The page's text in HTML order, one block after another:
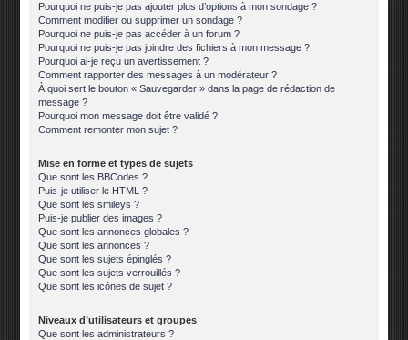
Pourquoi ne puis-je pas ajouter plus d’options à mon sondage ?
Comment modifier ou supprimer un sondage ?
Pourquoi ne puis-je pas accéder à un forum ?
Pourquoi ne puis-je pas joindre des fichiers à mon message ?
Pourquoi ai-je reçu un avertissement ?
Comment rapporter des messages à un modérateur ?
À quoi sert le bouton « Sauvegarder » dans la page de rédaction de
message ?
Pourquoi mon message doit être validé ?
Comment remonter mon sujet ?
Mise en forme et types de sujets
Que sont les BBCodes ?
Puis-je utiliser le HTML ?
Que sont les smileys ?
Puis-je publier des images ?
Que sont les annonces globales ?
Que sont les annonces ?
Que sont les sujets épinglés ?
Que sont les sujets verrouillés ?
Que sont les icônes de sujet ?
Niveaux d’utilisateurs et groupes
Que sont les administrateurs ?